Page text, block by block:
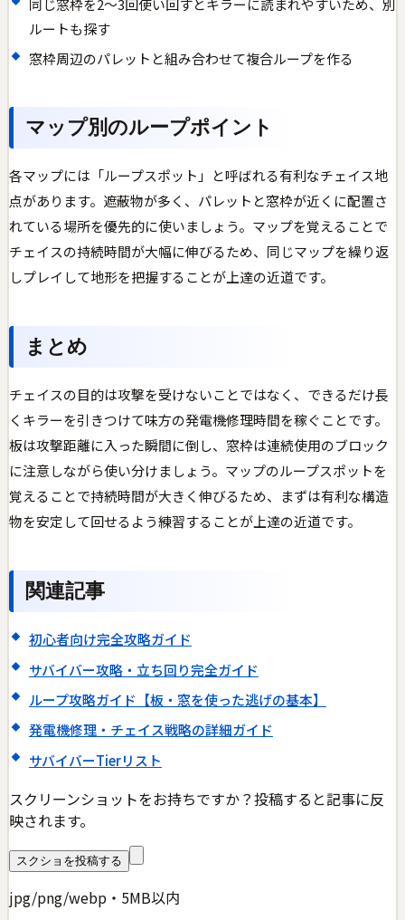
同じ窓枠を2〜3回使い回すとキラーに読まれやすいため、別
ルートも探す
窓枠周辺のパレットと組み合わせて複合ループを作る
マップ別のループポイント
各マップには「ループスポット」と呼ばれる有利なチェイス地
点があります。遮蔽物が多く、パレットと窓枠が近くに配置さ
れている場所を優先的に使いましょう。マップを覚えることで
チェイスの持続時間が大幅に伸びるため、同じマップを繰り返
しプレイして地形を把握することが上達の近道です。
まとめ
チェイスの目的は攻撃を受けないことではなく、できるだけ長
くキラーを引きつけて味方の発電機修理時間を稼ぐことです。
板は攻撃距離に入った瞬間に倒し、窓枠は連続使用のブロック
に注意しながら使い分けましょう。マップのループスポットを
覚えることで持続時間が大きく伸びるため、まずは有利な構造
物を安定して回せるよう練習することが上達の近道です。
関連記事
初心者向け完全攻略ガイド
サバイバー攻略・立ち回り完全ガイド
ループ攻略ガイド【板・窓を使った逃げの基本】
発電機修理・チェイス戦略の詳細ガイド
サバイバーTierリスト
スクリーンショットをお持ちですか？投稿すると記事に反
映されます。
スクショを投稿する
jpg/png/webp・5MB以内